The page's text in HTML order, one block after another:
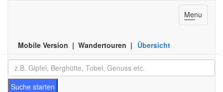
Toggle
navigation
Menu
Mobile Version | Wandertouren | Übersicht
Suche starten